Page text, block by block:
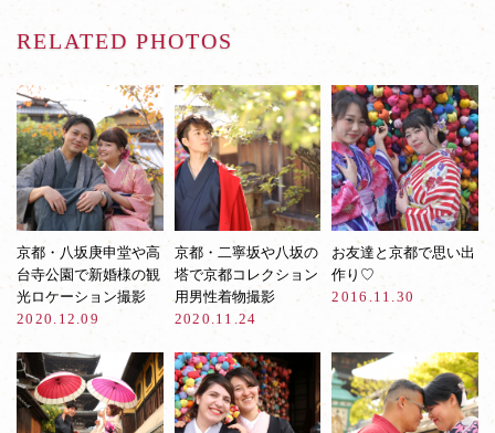
RELATED PHOTOS
京都・八坂庚申堂や高
台寺公園で新婚様の観
光ロケーション撮影
2020.12.09
京都・二寧坂や八坂の
塔で京都コレクション
用男性着物撮影
2020.11.24
お友達と京都で思い出
作り♡
2016.11.30